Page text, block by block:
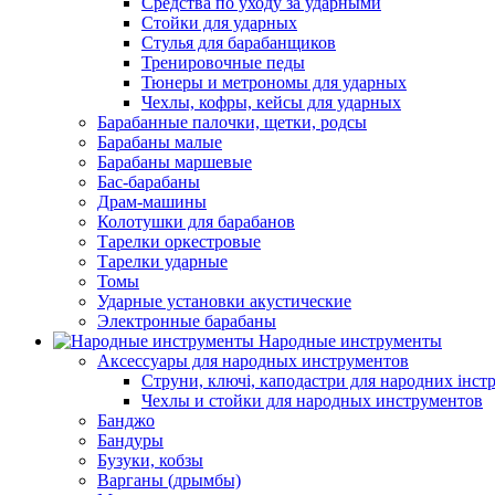
Стойки для ударных
Стулья для барабанщиков
Тренировочные педы
Тюнеры и метрономы для ударных
Чехлы, кофры, кейсы для ударных
Барабанные палочки, щетки, родсы
Барабаны малые
Барабаны маршевые
Бас-барабаны
Драм-машины
Колотушки для барабанов
Тарелки оркестровые
Тарелки ударные
Томы
Ударные установки акустические
Электронные барабаны
Народные инструменты
Аксессуары для народных инструментов
Струни, ключі, каподастри для народних
Чехлы и стойки для народных инструментов
Банджо
Бандуры
Бузуки, кобзы
Варганы (дрымбы)